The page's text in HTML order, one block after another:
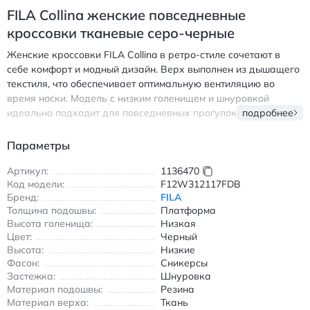
FILA Collina женские повседневные
кроссовки тканевые серо-черные
Женские кроссовки FILA Collina в ретро-стиле сочетают в
себе комфорт и модный дизайн. Верх выполнен из дышащего
текстиля, что обеспечивает оптимальную вентиляцию во
время носки. Модель с низким голенищем и шнуровкой
идеально подходит для повседневных прогулок и активного
надежное сцепление с любой поверхностью, а износостойкие
черного и серого цветов с акцентами в виде фиолетовых и
синих деталей создает современный и стильный образ.
Кроссовки легко комбинируются с джинсами, спортивными
штанами или юбками, делая их универсальным элементом
гардероба. Подойдут для прогулок в городе, походов в
магазины или встреч с друзьями. Фила Коллина
повседневные кроссовки тканевые серо-черные для
прогулок
подробнее
Параметры
Артикул:
1136470
Код модели:
F12W312117FDB
Бренд:
FILA
Толщина подошвы:
Платформа
Высота голенища:
Низкая
Цвет:
Черный
Высота:
Низкие
Фасон:
Сникерсы
Застежка:
Шнуровка
Материал подошвы:
Резина
Материал верха:
Ткань